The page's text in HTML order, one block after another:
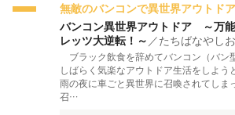
無敵のバンコンで異世界アウトドア
バンコン異世界アウトドア ～万
レッツ大逆転！～ ／たちばなやし
ブラック飲食を辞めてバンコン（バン
しばらく気楽なアウトドア生活をしよう
雨の夜に車ごと異世界に召喚されてし
召…